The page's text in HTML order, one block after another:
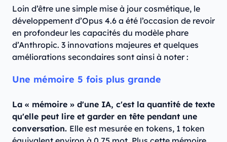
Loin d’être une simple mise à jour cosmétique, le
développement d’Opus 4.6 a été l’occasion de revoir
en profondeur les capacités du modèle phare
d’Anthropic. 3 innovations majeures et quelques
améliorations secondaires sont ainsi à noter :
Une mémoire 5 fois plus grande
La « mémoire » d'une IA, c'est la quantité de texte
qu'elle peut lire et garder en tête pendant une
conversation. Elle est mesurée en tokens, 1 token